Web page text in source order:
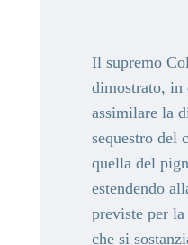
Il supremo
dimostrato, in
assimilare la
sequestro del
quella del
estendendo
previste per la
che si